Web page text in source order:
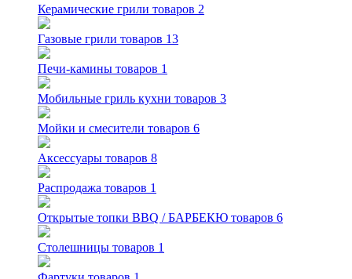
Керамические грили товаров 2
Газовые грили товаров 13
Печи-камины товаров 1
Мобильные гриль кухни товаров 3
Мойки и смесители товаров 6
Аксессуары товаров 8
Распродажа товаров 1
Открытые топки BBQ / БАРБЕКЮ товаров 6
Столешницы товаров 1